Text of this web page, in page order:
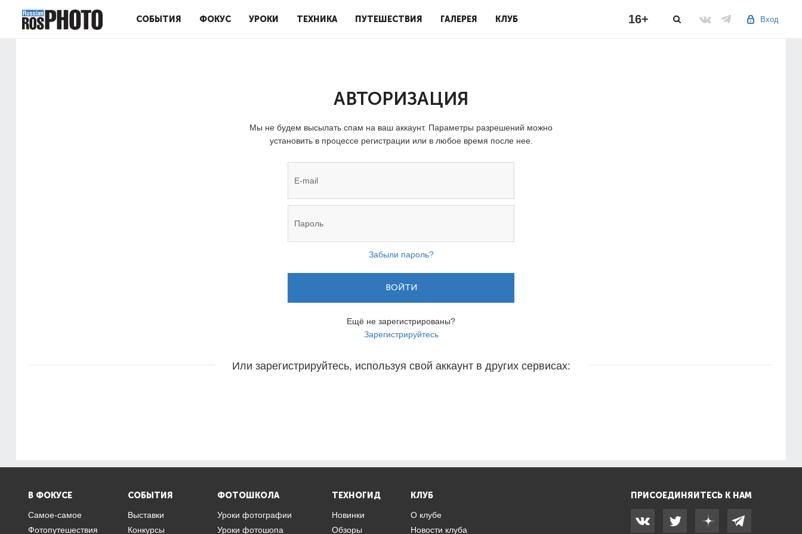
СОБЫТИЯ ФОКУС УРОКИ ТЕХНИКА ПУТЕШЕСТВИЯ ГАЛЕРЕЯ КЛУБ Вход
16+
АВТОРИЗАЦИЯ
Мы не будем высылать спам на ваш аккаунт. Параметры разрешений можно
установить в процессе регистрации или в любое время после нее.
Забыли пароль?
ВОЙТИ
Ещё не зарегистрированы?
Зарегистрируйтесь
Или зарегистрируйтесь, используя свой аккаунт в других сервисах:
В ФОКУСЕ
Самое-самое
Фотопутешествия
СОБЫТИЯ
Выставки
Конкурсы
ФОТОШКОЛА
Уроки фотографии
Уроки фотошопа
ТЕХНОГИД
Новинки
Обзоры
КЛУБ
О клубе
Новости клуба
ПРИСОЕДИНЯЙТЕСЬ К НАМ